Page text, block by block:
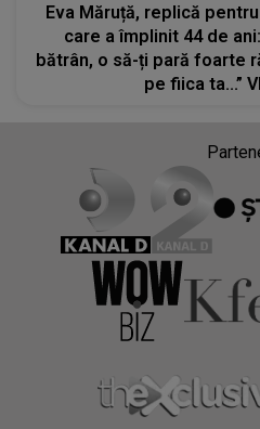
Eva Măruță, replică pentru
care a împlinit 44 de
bătrân, o să-ți pară foarte
pe fiica ta...”